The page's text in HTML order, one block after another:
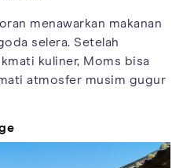
menawarkan makanan
selera. Setelah
kuliner, Moms bisa
atmosfer musim gugur